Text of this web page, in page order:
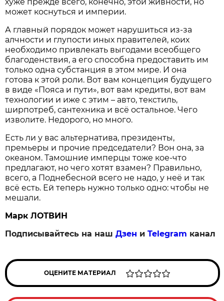
может коснуться и империи.
А главный порядок может нарушиться из-за
алчности и глупости иных правителей, коих
необходимо привлекать выгодами всеобщего
благоденствия, а его способна предоставить им
только одна субстанция в этом мире. И она
готова к этой роли. Вот вам концепция будущего
в виде «Пояса и пути», вот вам кредиты, вот вам
технологии и иже с этим – авто, текстиль,
ширпотреб, сантехника и всё остальное. Чего
изволите. Недорого, но много.
Есть ли у вас альтернатива, президенты,
премьеры и прочие председатели? Вон она, за
океаном. Тамошние имперцы тоже кое-что
предлагают, но чего хотят взамен? Правильно,
всего, а Поднебесной всего не надо, у неё и так
всё есть. Ей теперь нужно только одно: чтобы не
мешали.
Марк ЛОТВИН
Подписывайтесь на нашДзен иTelegram канал
ОЦЕНИТЕ МАТЕРИАЛ